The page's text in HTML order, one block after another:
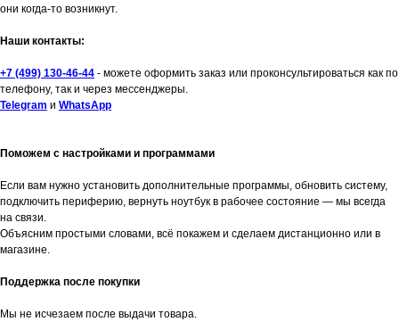
они когда-то возникнут.
Наши контакты:
+7 (499) 130-46-44 - можете оформить заказ или проконсультироваться как по
телефону, так и через мессенджеры.
Telegram и WhatsApp
Поможем с настройками и программами
Если вам нужно установить дополнительные программы, обновить систему,
подключить периферию, вернуть ноутбук в рабочее состояние — мы всегда
на связи.
Объясним простыми словами, всё покажем и сделаем дистанционно или в
магазине.
Поддержка после покупки
Мы не исчезаем после выдачи товара.